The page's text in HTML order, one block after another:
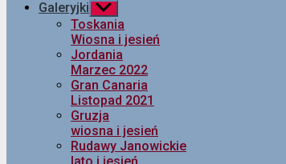
Galeryjki Pokaż
podmenu
Toskania
Wiosna i jesień
Jordania
Marzec 2022
Gran Canaria
Listopad 2021
Gruzja
wiosna i jesień
Rudawy Janowickie